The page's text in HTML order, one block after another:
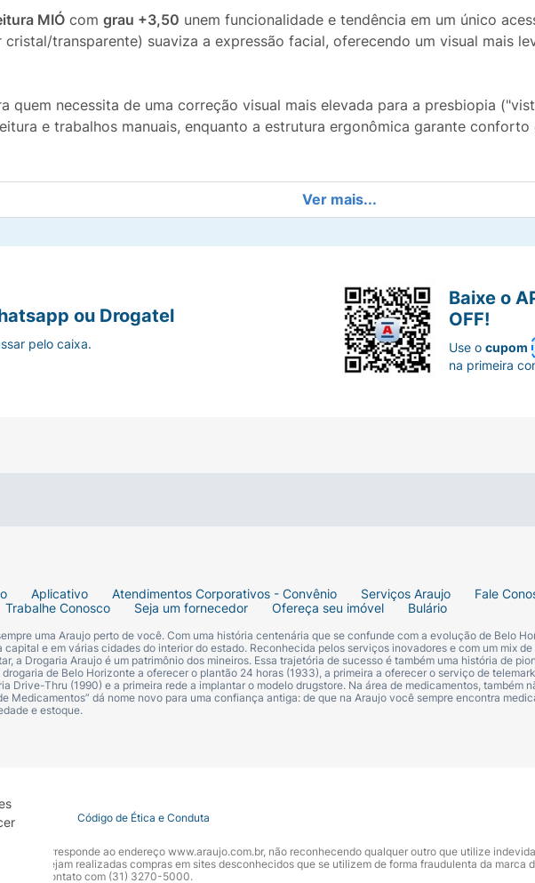
MIÓ com grau +3,50 unem funcionalidade e tendência em um único
transparente) suaviza a expressão facial, oferecendo um visual mais
quem necessita de uma correção visual mais elevada para a presbiopia
e trabalhos manuais, enquanto a estrutura ergonômica garante
que combina com qualquer ocasião.
Ver mais...
Aplicativo Atendimentos Corporativos - Convênio Serviços Araujo
Fale
Trabalhe Conosco Seja um fornecedor Ofereça seu imóvel Bulário
uma Araujo perto de você. Com uma história centenária que se confunde com a evolução de Belo
e em várias cidades do interior do estado. Reconhecida pelos serviços inovadores e com um mix
a Drogaria Araujo é um patrimônio dos mineiros. Essa trajetória de sucesso é também uma história de
de Belo Horizonte a oferecer o plantão 24 horas (1933), a primeira a oferecer o serviço de
Drive-Thru (1990) e a primeira rede a implantar o modelo drugstore. Na área de medicamentos, também
Medicamentos” dá nome novo para uma confiança antiga: de que na Araujo você sempre encontra
e estoque.
ou Drogatel
pelo caixa.
Baixe o
OFF!
Use ocupom
na primeira
Covid-19 Código de Ética e Conduta
oficial corresponde ao endereço www.araujo.com.br, não reconhecendo qualquer outro que utilize
não sejam realizadas compras em sites desconhecidos que se utilizem de forma fraudulenta da marca
em contato com (31) 3270-5000.